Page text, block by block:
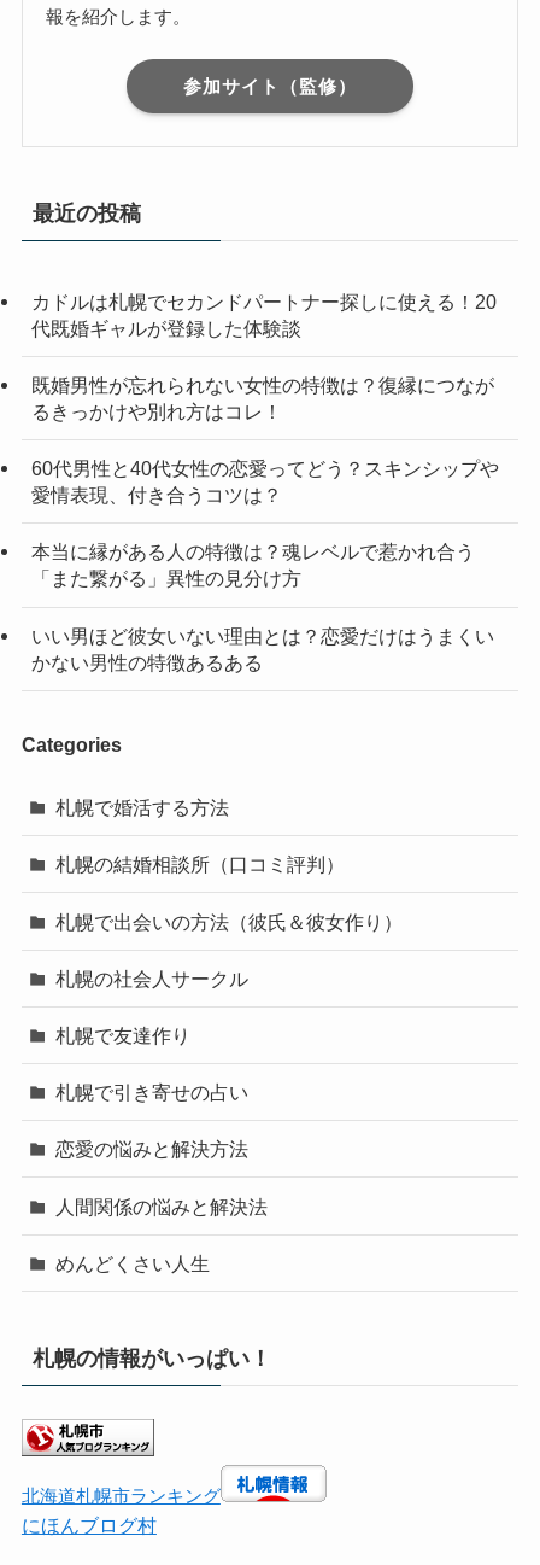
報を紹介します。
参加サイト（監修）
最近の投稿
カドルは札幌でセカンドパートナー探しに使える！20
代既婚ギャルが登録した体験談
既婚男性が忘れられない女性の特徴は？復縁につなが
るきっかけや別れ方はコレ！
60代男性と40代女性の恋愛ってどう？スキンシップや
愛情表現、付き合うコツは？
本当に縁がある人の特徴は？魂レベルで惹かれ合う
「また繋がる」異性の見分け方
いい男ほど彼女いない理由とは？恋愛だけはうまくい
かない男性の特徴あるある
Categories
札幌で婚活する方法
札幌の結婚相談所（口コミ評判）
札幌で出会いの方法（彼氏＆彼女作り）
札幌の社会人サークル
札幌で友達作り
札幌で引き寄せの占い
恋愛の悩みと解決方法
人間関係の悩みと解決法
めんどくさい人生
札幌の情報がいっぱい！
北海道札幌市ランキング
にほんブログ村